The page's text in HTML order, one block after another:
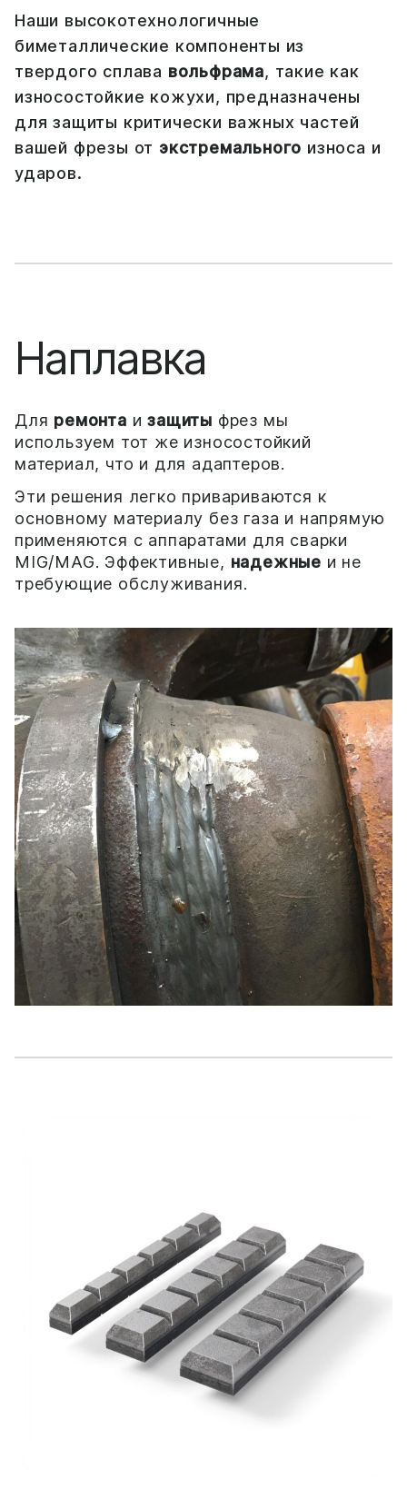
Наши высокотехнологичные
биметаллические компоненты из
твердого сплава вольфрама, такие как
износостойкие кожухи, предназначены
для защиты критически важных частей
вашей фрезы от экстремального износа и
ударов.
Наплавка
Для ремонта изащиты фрез мы
используем тот же износостойкий
материал, что и для адаптеров.
Эти решения легко привариваются к
основному материалу без газа и напрямую
применяются с аппаратами для сварки
MIG/MAG. Эффективные, надежные и не
требующие обслуживания.